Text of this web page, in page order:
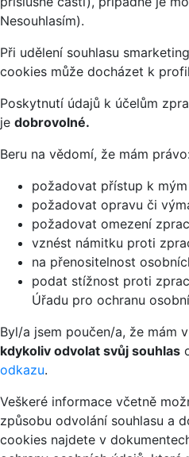
Nesouhlasím).
Při udělení souhlasu
cookies může docházet k
Poskytnutí údajů k účelům
je dobrovolné.
Beru na vědomí, že mám
požadovat přístup k
požadovat opravu či
požadovat omezení
vznést námitku proti
na přenositelnost
podat stížnost proti
Úřadu pro ochranu
Byl/a jsem poučen/a, že mám
kdykoliv odvolat svůj souhlas
odkazu.
Veškeré informace včetně
způsobu odvolání souhlasu a
cookies najdete v